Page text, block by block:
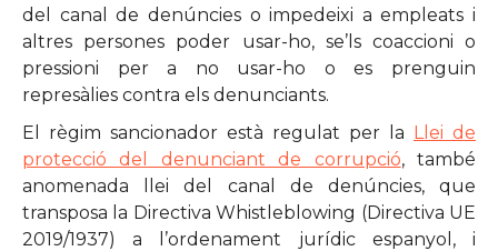
del canal de denúncies o impedeixi a empleats i
altres persones poder usar-ho, se’ls coaccioni o
pressioni per a no usar-ho o es prenguin
represàlies contra els denunciants.
El règim sancionador està regulat per la Llei de
protecció del denunciant de corrupció, també
anomenada llei del canal de denúncies, que
transposa la Directiva Whistleblowing (Directiva UE
2019/1937) a l’ordenament jurídic espanyol, i